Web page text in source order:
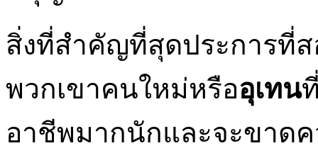
สิ่งที่สำคัญที่สุดประการที่
พวกเขาคนใหม่หรืออุเทน
อาชีพมากนักและจะขาด